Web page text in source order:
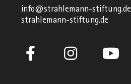
info@strahlemann-stiftung.de
strahlemann-stiftung.de